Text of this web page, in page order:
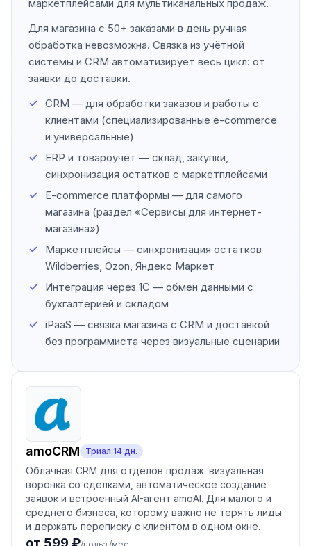
маркетплейсами для мультиканальных продаж.
Для магазина с 50+ заказами в день ручная
обработка невозможна. Связка из учётной
системы и CRM автоматизирует весь цикл: от
заявки до доставки.
CRM — для обработки заказов и работы с
клиентами (специализированные e-commerce
и универсальные)
ERP и товароучёт — склад, закупки,
синхронизация остатков с маркетплейсами
E-commerce платформы — для самого
магазина (раздел «Сервисы для интернет-
магазина»)
Маркетплейсы — синхронизация остатков
Wildberries, Ozon, Яндекс Маркет
Интеграция через 1С — обмен данными с
бухгалтерией и складом
iPaaS — связка магазина с CRM и доставкой
без программиста через визуальные сценарии
amoCRM Триал 14 дн.
Облачная CRM для отделов продаж: визуальная
воронка со сделками, автоматическое создание
заявок и встроенный AI-агент amoAI. Для малого и
среднего бизнеса, которому важно не терять лиды
и держать переписку с клиентом в одном окне.
от 599 ₽